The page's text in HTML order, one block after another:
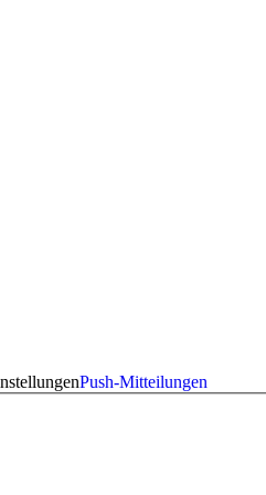
Push-Mitteilungen